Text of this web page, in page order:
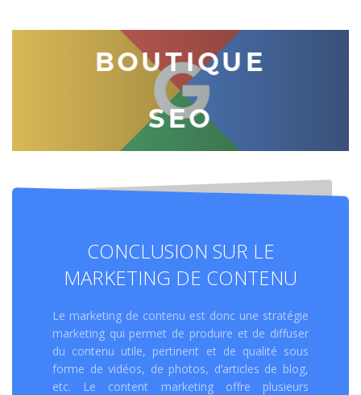
BOUTIQUE
SEO
CONCLUSION SUR LE
MARKETING DE CONTENU
Le marketing de contenu est donc une stratégie
marketing qui permet de produire et de diffuser
du contenu utile, pertinent et de qualité sous
forme de vidéos, de photos, d’articles de blog,
etc. Le content marketing offre plusieurs